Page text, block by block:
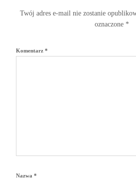
Twój adres e-mail nie zostanie
oznaczone *
Komentarz *
Nazwa *